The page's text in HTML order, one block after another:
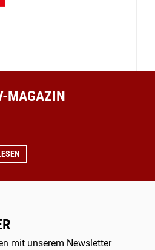
MAGAZIN
mit unserem Newsletter